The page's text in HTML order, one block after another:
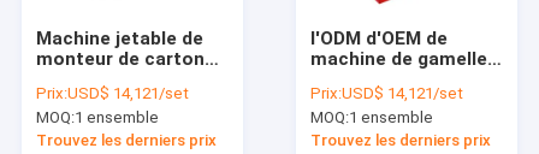
Machine jetable de
monteur de carton
120gsm-450gsm de
fabrication de
cartons de déjeuner
Prix:USD$ 14,121/set
MOQ:1 ensemble
Trouvez les derniers prix
l'ODM d'OEM de
machine de gamelle
emportent le
conteneur de
nourriture faisant la
Prix:USD$ 14,121/set
MOQ:1 ensemble
Trouvez les derniers prix